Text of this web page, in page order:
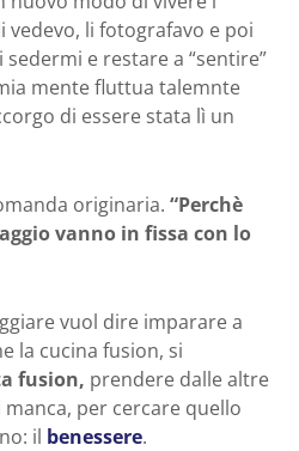
vedevo, li fotografavo e poi
e restare a “sentire”
mente fluttua talemnte
di essere stata lì un
originaria. “Perchè
vanno in fissa con lo
vuol dire imparare a
la cucina fusion, si
fusion, prendere dalle altre
per cercare quello
il benessere.